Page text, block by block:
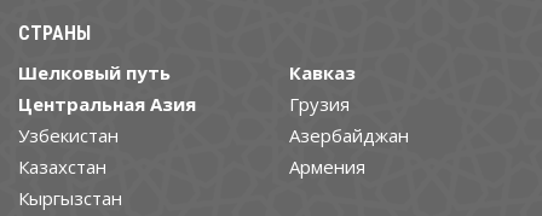
СТРАНЫ
Шелковый путь
Центральная Азия
Узбекистан
Казахстан
Кыргызстан
Кавказ
Грузия
Азербайджан
Армения